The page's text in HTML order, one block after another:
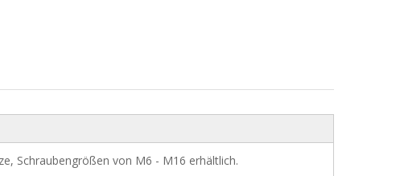
Schraubengrößen von M6 - M16 erhältlich.